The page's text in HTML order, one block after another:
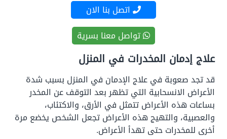
اتصل بنا الان
تواصل معنا بسرية
علاج إدمان المخدرات في المنزل
قد تجد صعوبة في علاج الإدمان في المنزل بسبب شدة
الأعراض الانسحابية التي تظهر بعد التوقف عن المخدر
بساعات هذه الأعراض تتمثل في الأرق، والاكتئاب،
والعصبية، والتهيج هذه الأعراض تجعل الشخص يخضع مرة
أخرى للمخدرات حتى تهدأ الأعراض.